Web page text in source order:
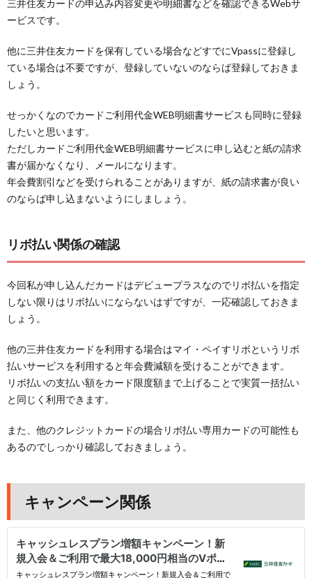
三井住友カードの申込み内容変更や明細書などを確認できるWebサ
ービスです。
他に三井住友カードを保有している場合などすでにVpassに登録し
ている場合は不要ですが、登録していないのならば登録しておきま
しょう。
せっかくなのでカードご利用代金WEB明細書サービスも同時に登録
したいと思います。
ただしカードご利用代金WEB明細書サービスに申し込むと紙の請求
書が届かなくなり、メールになります。
年会費割引などを受けられることがありますが、紙の請求書が良い
のならば申し込まないようにしましょう。
リボ払い関係の確認
今回私が申し込んだカードはデビュープラスなのでリボ払いを指定
しない限りはリボ払いにならないはずですが、一応確認しておきま
しょう。
他の三井住友カードを利用する場合はマイ・ペイすリボというリボ
払いサービスを利用すると年会費減額を受けることができます。
リボ払いの支払い額をカード限度額まで上げることで実質一括払い
と同じく利用できます。
また、他のクレジットカードの場合リボ払い専用カードの可能性も
あるのでしっかり確認しておきましょう。
キャンペーン関係